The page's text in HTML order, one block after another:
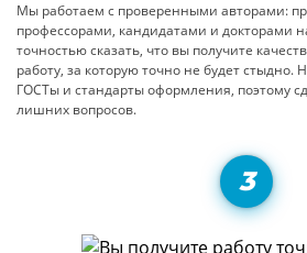
Мы работаем с проверенными авторами:
профессорами, кандидатами и докторами
точностью сказать, что вы получите
работу, за которую точно не будет стыдно.
ГОСТы и стандарты оформления, поэтому
лишних вопросов.